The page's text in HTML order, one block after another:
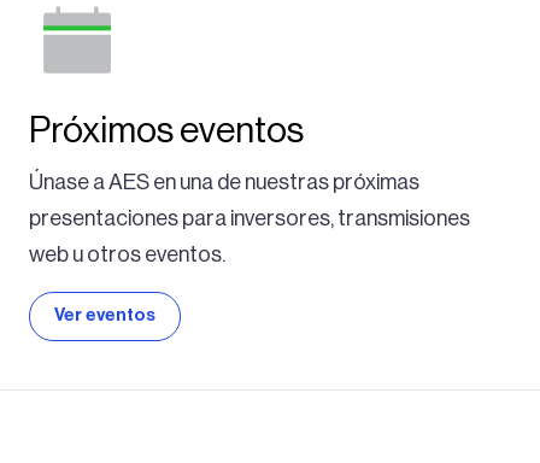
Próximos eventos
Únase a AES en una de nuestras próximas
presentaciones para inversores, transmisiones
web u otros eventos.
Ver eventos